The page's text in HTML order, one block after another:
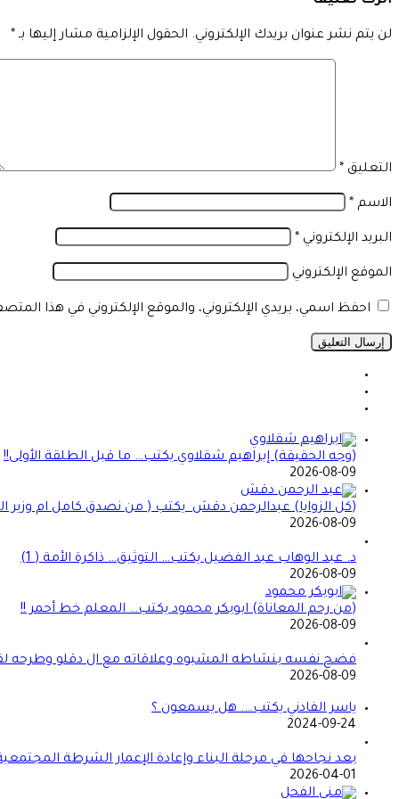
لن يتم نشر عنوان بريدك الإلكتروني. الحقول الإلزامية مشار إليها بـ *
التعليق *
الاسم *
البريد الإلكتروني *
الموقع الإلكتروني
احفظ اسمي، بريدي الإلكتروني، والموقع الإلكتروني في هذا
(وجه الحقيقة) إبراهيم شقلاوي يكتب… ما قبل الطلقة الأولى!!
2026-08-09
(كل الزوايا) عبدالرحمن دقش يكتب ( من نصدق كامل ام وزير
2026-08-09
د. عبد الوهاب عبد الفضيل يكتب… التوثيق… ذاكرة الأمة ( 1)
2026-08-09
(من رحم المعاناة) ابوبكر محمود يكتب… المعلم خط أحمر !!
2026-08-09
فضح نفسه بنشاطه المشبوه وعلاقاته مع ال دقلو وطرحه
2026-08-09
ياسر الفادني يكتب…. هل يسمعون ؟
2024-09-24
بعد نجاحها في مرحلة البناء وإعادة الإعمار الشرطة
2026-04-01